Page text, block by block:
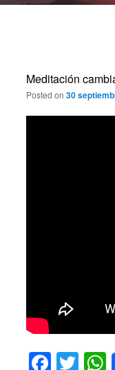
Meditación
Posted on 30